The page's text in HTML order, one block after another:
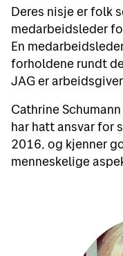
Deres nisje er folk
medarbeidsleder
En
forholdene rundt
JAG er
Cathrine
har hatt ansvar for
2016, og kjenner
menneskelige